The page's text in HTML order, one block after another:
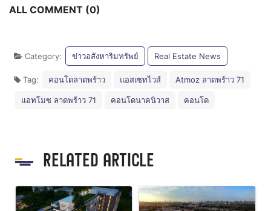
ALL COMMENT (0)
Category: ข่าวอสังหาริมทรัพย์ Real Estate News
Tag: คอนโดลาดพร้าว แอสเซทไวส์ Atmoz ลาดพร้าว 71
แอทโมซ ลาดพร้าว 71 คอนโดนาคนิวาส คอนโด
RELATED ARTICLE